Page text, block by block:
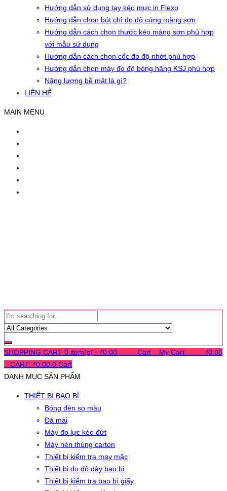
Hướng dẫn sử dụng tay kéo mực in Flexo
Hướng dẫn chọn bút chì đo độ cứng màng sơn
Hướng dẫn cách chọn thước kéo màng sơn phù hợp
với mẫu sử dụng
Hướng dẫn cách chọn cốc đo độ nhớt phù hợp
Hướng dẫn chọn máy đo độ bóng hãng KSJ phù hợp
Năng lượng bề mặt là gì?
LIÊN HỆ
MAIN MENU
SHOPPING CART 0 item(s) - ₫0.00 Cart My Cart ₫0.00
CART: ₫0.00 0 Cart
DANH MỤC SẢN PHẨM
THIẾT BỊ BAO BÌ
Bóng đèn so màu
Đá mài
Máy đo lực kéo đứt
Máy nén thùng carton
Thiết bị kiểm tra may mặc
Thiết bị đo độ dày bao bì
Thiết bị kiểm tra bao bì giấy